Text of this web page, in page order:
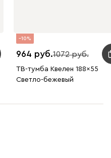
10
964 1072
ТВ-тумба Квелен 188x55
Светло-бежевый